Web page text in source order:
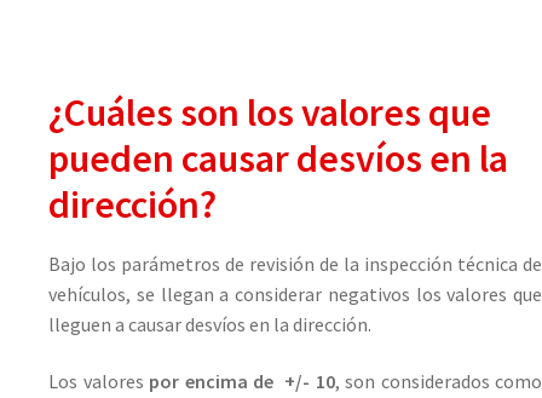
¿Cuáles son los valores que
pueden causar desvíos en la
dirección?
Bajo los parámetros de revisión de la inspección técnica de
vehículos, se llegan a considerar negativos los valores que
lleguen a causar desvíos en la dirección.
Los valores por encima de +/- 10, son considerados como